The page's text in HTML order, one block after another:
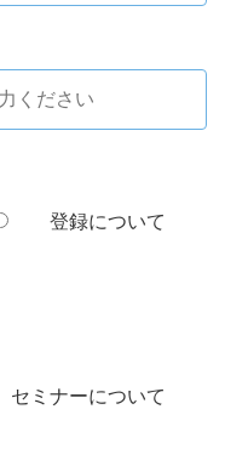
登録について
セミナーについて